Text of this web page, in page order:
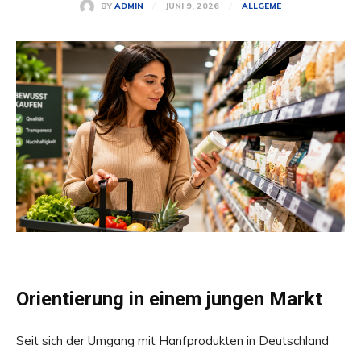
BY ADMIN JUNI 9, 2026 ALLGEME
Orientierung in einem jungen Markt
Seit sich der Umgang mit Hanfprodukten in Deutschland